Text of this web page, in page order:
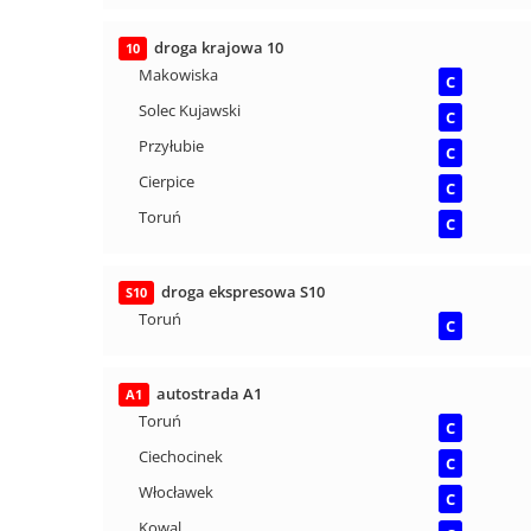
10
droga krajowa 10
Makowiska
C
Solec Kujawski
C
Przyłubie
C
Cierpice
C
Toruń
C
S10
droga ekspresowa S10
Toruń
C
A1
autostrada A1
Toruń
C
Ciechocinek
C
Włocławek
C